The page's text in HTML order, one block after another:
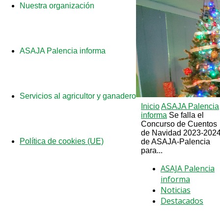
Nuestra organización
ASAJA Palencia informa
Servicios al agricultor y ganadero
Política de cookies (UE)
InicioASAJA Palencia
informa Se falla el
Concurso de Cuentos
de Navidad 2023-
de ASAJA-Palencia
para...
ASAJA Palencia
informa
Noticias
Destacados